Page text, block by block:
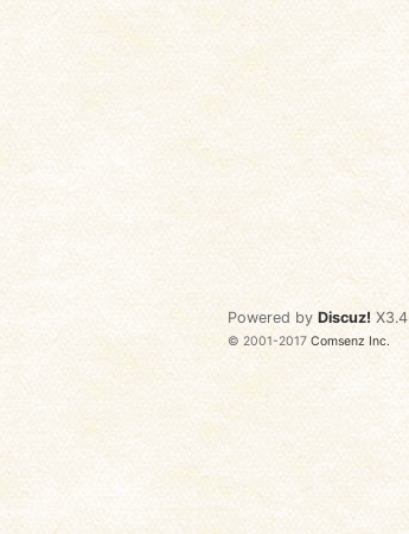
Powered by Discuz! X3.4
© 2001-2017Comsenz Inc.